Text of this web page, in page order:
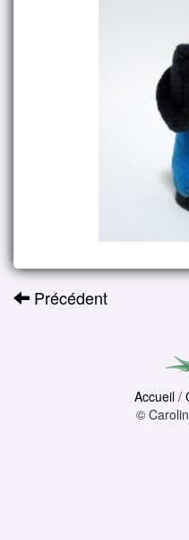
Précédent
Accueil/
©